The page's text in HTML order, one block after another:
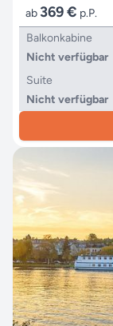
ab 369 € p.P.
Balkonkabine
Nicht verfügbar
Suite
Nicht verfügbar